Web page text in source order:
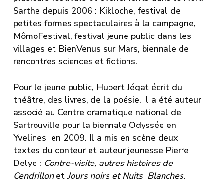
Sarthe depuis 2006 : Kikloche, festival de
petites formes spectaculaires à la campagne,
MômoFestival, festival jeune public dans les
villages et BienVenus sur Mars, biennale de
rencontres sciences et fictions.
Pour le jeune public, Hubert Jégat écrit du
théâtre, des livres, de la poésie. Il a été auteur
associé au Centre dramatique national de
Sartrouville pour la biennale Odyssée en
Yvelines en 2009. Il a mis en scène deux
textes du conteur et auteur jeunesse Pierre
Delye : Contre-visite, autres histoires de
Cendrillonet Jours noirs et Nuits Blanches.